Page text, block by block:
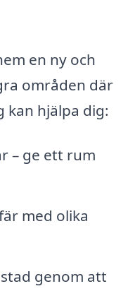
en ny och
områden där
kan hjälpa dig:
– ge ett rum
med olika
genom att